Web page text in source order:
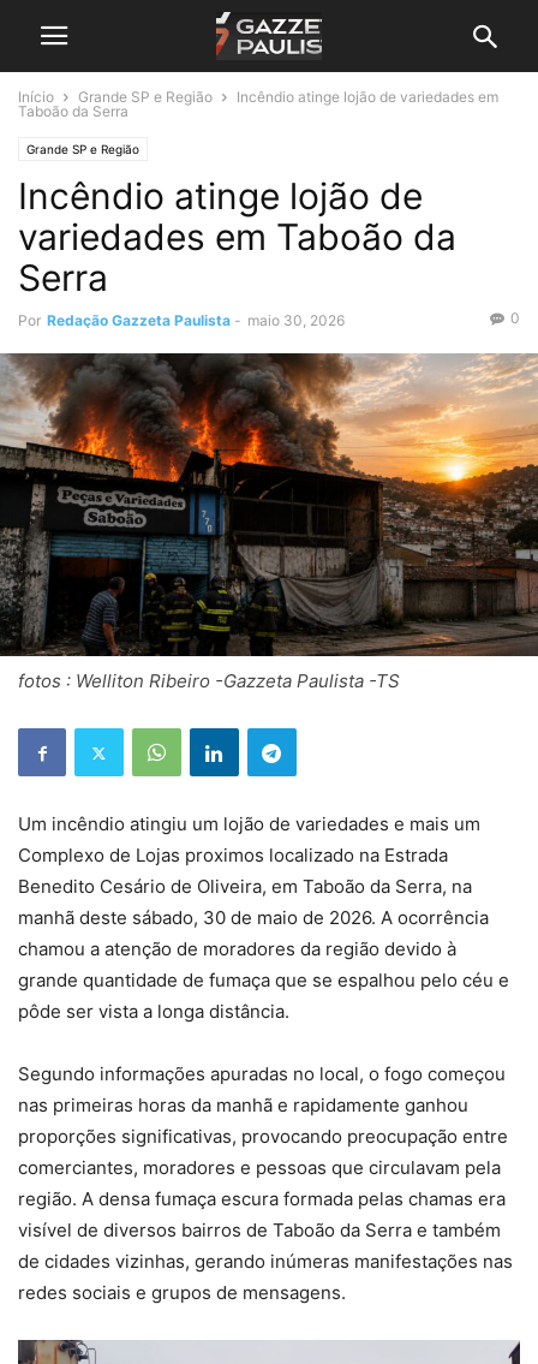
Início Grande SP e Região
Incêndio atinge lojão de variedades em
Taboão da Serra
Grande SP e Região
Incêndio atinge lojão de
variedades em Taboão da
Serra
Por Redação Gazzeta Paulista - maio 30, 2026 0
fotos : Welliton Ribeiro -Gazzeta Paulista -TS
Um incêndio atingiu um lojão de variedades e mais um
Complexo de Lojas proximos localizado na Estrada
Benedito Cesário de Oliveira, em Taboão da Serra, na
manhã deste sábado, 30 de maio de 2026. A ocorrência
chamou a atenção de moradores da região devido à
grande quantidade de fumaça que se espalhou pelo céu e
pôde ser vista a longa distância.
Segundo informações apuradas no local, o fogo começou
nas primeiras horas da manhã e rapidamente ganhou
proporções significativas, provocando preocupação entre
comerciantes, moradores e pessoas que circulavam pela
região. A densa fumaça escura formada pelas chamas era
visível de diversos bairros de Taboão da Serra e também
de cidades vizinhas, gerando inúmeras manifestações nas
redes sociais e grupos de mensagens.